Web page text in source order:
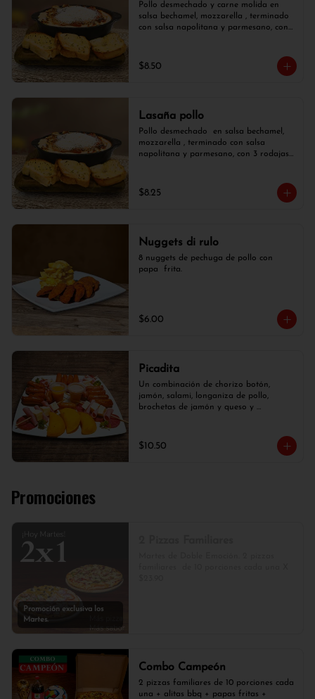
Pollo desmechado y carne molida en
salsa bechamel, mozzarella , terminado
con salsa napolitana y parmesano, con
$8.50
Lasaña pollo
Pollo desmechado  en salsa bechamel,
mozzarella , terminado con salsa
napolitana y parmesano, con 3 rodajas
$8.25
Nuggets di rulo
8 nuggets de pechuga de pollo con
papa  frita.
$6.00
Picadita
Un combinación de chorizo botón,
jamón, salami, longaniza de pollo,
brochetas de jamón y queso y
$10.50
Promociones
Promoción exclusiva los
Martes.
Combo Campeón
2 pizzas familiares de 10 porciones cada
una + alitas bbq + papas fritas +